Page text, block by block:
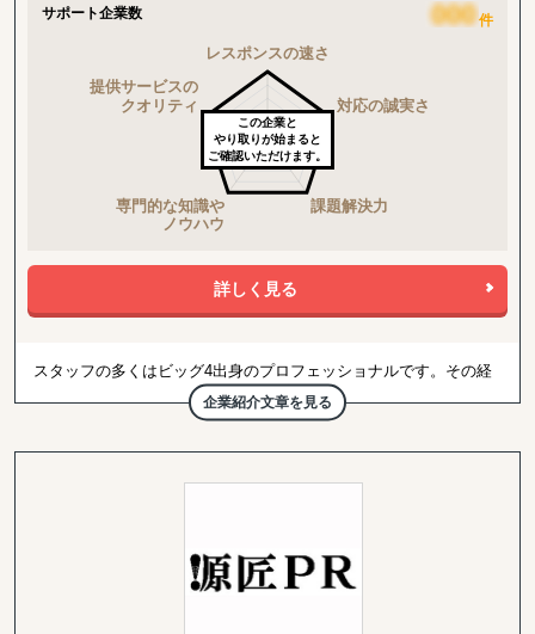
サポート企業数
件
この企業と
やり取りが始まると
ご確認いただけます。
詳しく見る
企業紹介文章を見る
スタッフの多くはビッグ4出身のプロフェッショナルです。その経
験・知識・ネットワークを活用し、主に外資系企業に対してサービ
出している外資系企業が有している管理部門の一部または全てを、